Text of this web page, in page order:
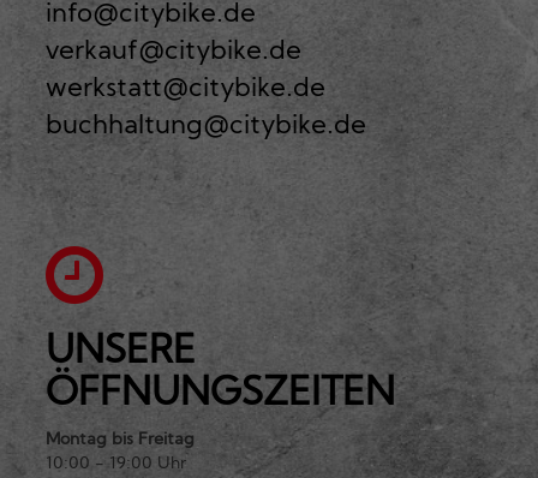
info@citybike.de
verkauf@citybike.de
werkstatt@citybike.de
buchhaltung@citybike.de
UNSERE
ÖFFNUNGSZEITEN
Montag bis Freitag
10:00 - 19:00 Uhr